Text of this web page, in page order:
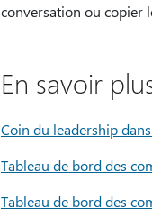
conversation ou copier
En savoir
Coin du leadership
Tableau de bord des
Tableau de bord des